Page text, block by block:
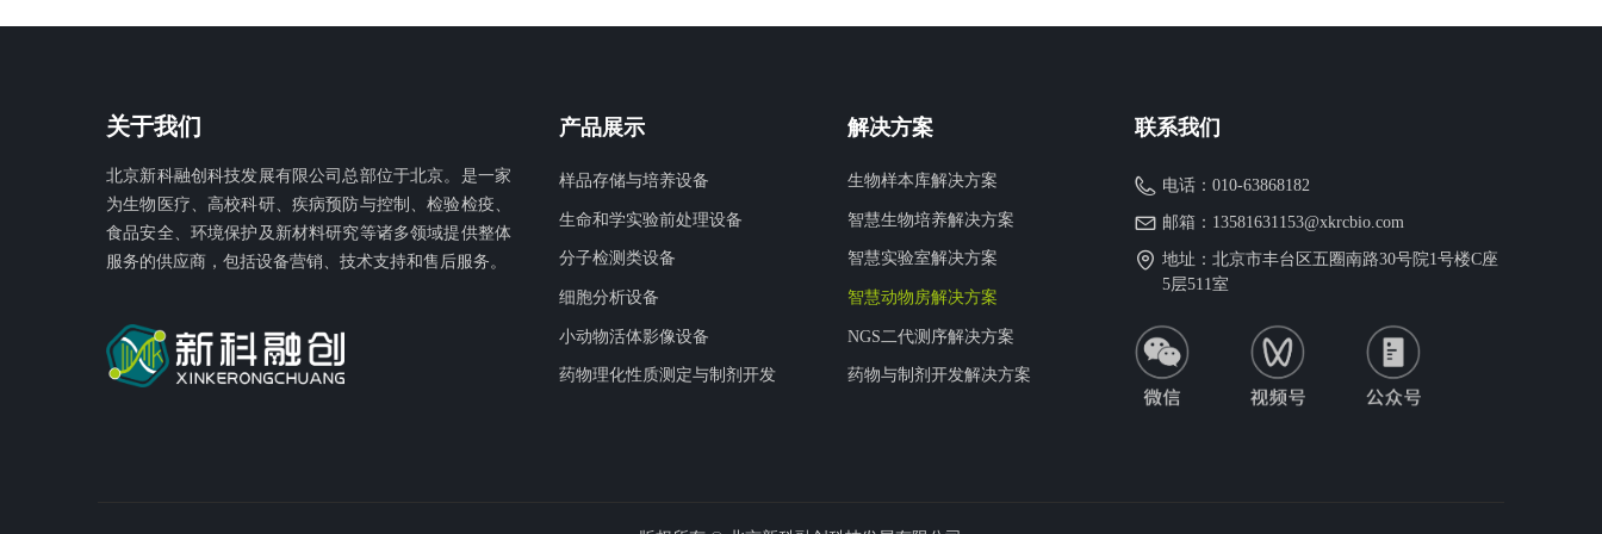
关于我们
北京新科融创科技发展有限公司总部位于北京。是一家
为生物医疗、高校科研、疾病预防与控制、检验检疫、
食品安全、环境保护及新材料研究等诸多领域提供整体
服务的供应商，包括设备营销、技术支持和售后服务。
联系我们
电话： 010-63868182
邮箱： 13581631153@xkrcbio.com
地址： 北京市丰台区五圈南路30号院1号楼C座
5层511室
产品展示
样品存储与培养设备
生命和学实验前处理设备
分子检测类设备
细胞分析设备
小动物活体影像设备
药物理化性质测定与制剂开发
解决方案
生物样本库解决方案
智慧生物培养解决方案
智慧实验室解决方案
智慧动物房解决方案
NGS二代测序解决方案
药物与制剂开发解决方案